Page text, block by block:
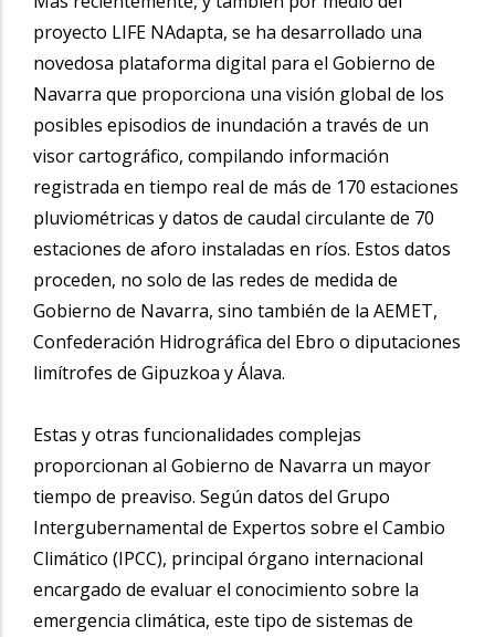
proyecto LIFE NAdapta, se ha desarrollado una
novedosa plataforma digital para el Gobierno de
Navarra que proporciona una visión global de los
posibles episodios de inundación a través de un
visor cartográfico, compilando información
registrada en tiempo real de más de 170 estaciones
pluviométricas y datos de caudal circulante de 70
estaciones de aforo instaladas en ríos. Estos datos
proceden, no solo de las redes de medida de
Gobierno de Navarra, sino también de la AEMET,
Confederación Hidrográfica del Ebro o diputaciones
limítrofes de Gipuzkoa y Álava.
Estas y otras funcionalidades complejas
proporcionan al Gobierno de Navarra un mayor
tiempo de preaviso. Según datos del Grupo
Intergubernamental de Expertos sobre el Cambio
Climático (IPCC), principal órgano internacional
encargado de evaluar el conocimiento sobre la
emergencia climática, este tipo de sistemas de